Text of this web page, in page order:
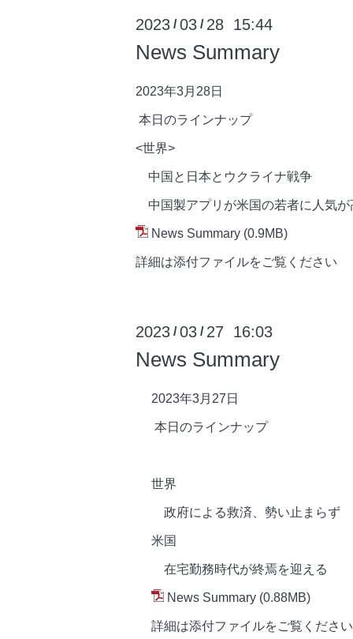
2023 /03 / 28 15:44
News Summary
2023年3月28日
本日のラインナップ
<世界>
中国と日本とウクライナ戦争
中国製アプリが米国の若者に人気が
News Summary (0.9MB)
詳細は添付ファイルをご覧ください
2023 /03 / 27 16:03
News Summary
2023年3月27日
本日のラインナップ
世界
政府による救済、勢い止まらず
米国
在宅勤務時代が終焉を迎える
News Summary (0.88MB)
詳細は添付ファイルをご覧ください